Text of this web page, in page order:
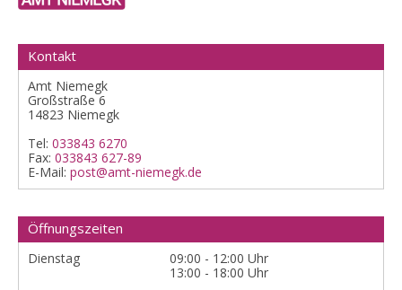
Kontakt
Amt Niemegk
Großstraße 6
14823 Niemegk
Tel: 033843 6270
Fax: 033843 627-89
E-Mail: post@amt-niemegk.de
Öffnungszeiten
Dienstag
09:00 - 12:00 Uhr
13:00 - 18:00 Uhr